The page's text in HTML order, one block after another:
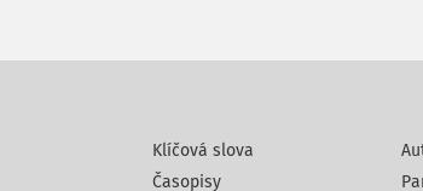
Klíčová slova
Časopisy